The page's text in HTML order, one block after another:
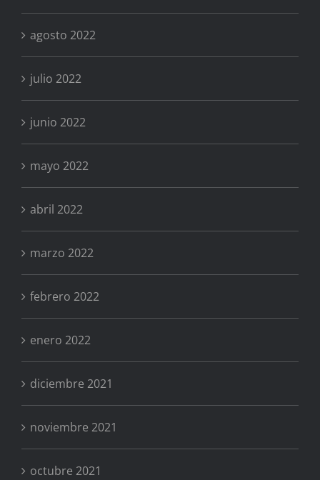
agosto 2022
julio 2022
junio 2022
mayo 2022
abril 2022
marzo 2022
febrero 2022
enero 2022
diciembre 2021
noviembre 2021
octubre 2021